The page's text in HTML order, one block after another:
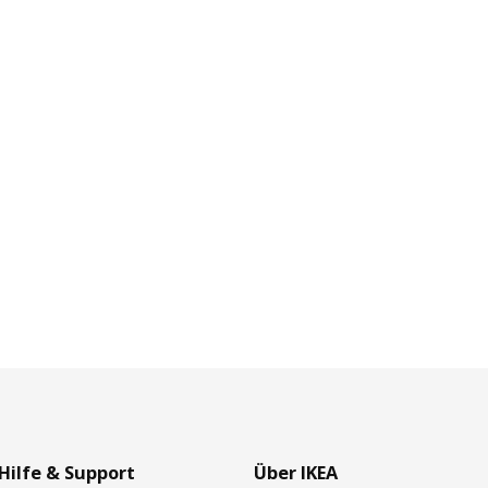
& Support Über IKEA